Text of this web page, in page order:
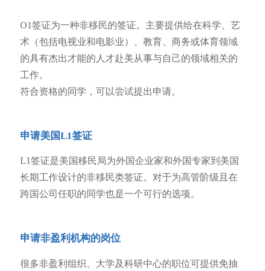
O1签证为一种非移民的签证。主要提供给在科学、艺
术（包括电视业和电影业）、教育、商务或体育领域
的具有杰出才能的人才赴美从事与自己的领域相关的
工作。
符合资格的同学，可以尝试提出申请。
申请美国L1签证
L1签证是美国移民局为外国企业家和外国专家到美国
长期工作设计的非移民类签证。对于为高管阶级且在
跨国公司任职的同学也是一个可行的选项。
申请非盈利机构的岗位
很多非盈利组织、大学及科研中心的职位可提供免抽